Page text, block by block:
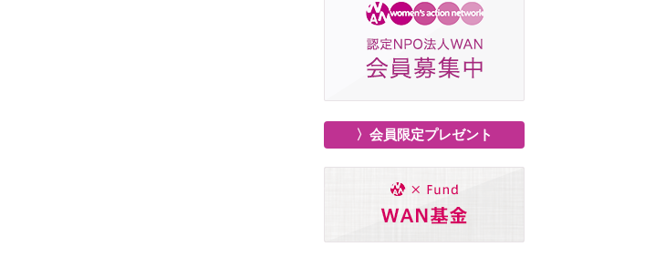
〉会員限定プレゼント